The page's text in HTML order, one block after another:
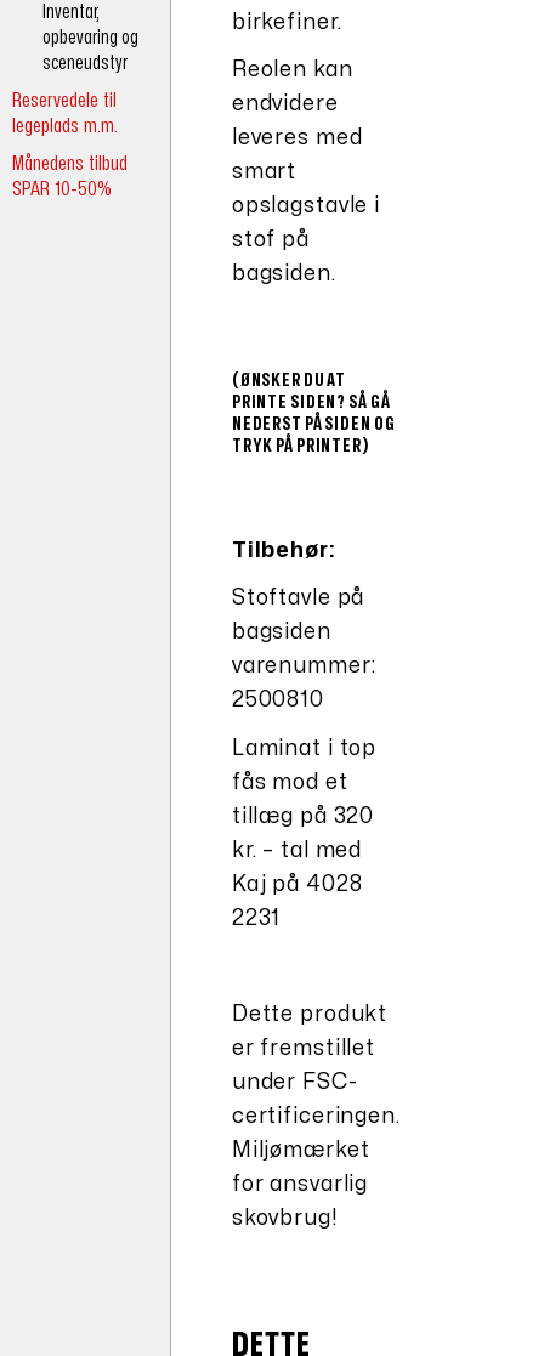
Inventar,
opbevaring og
sceneudstyr
Reservedele til
legeplads m.m.
Månedens tilbud
SPAR 10-50%
birkefiner.
Reolen kan
endvidere
leveres med
smart
opslagstavle i
stof på
bagsiden.
(ØNSKER DU AT
PRINTE SIDEN? SÅ GÅ
NEDERST PÅ SIDEN OG
TRYK PÅ PRINTER)
Tilbehør:
Stoftavle på
bagsiden
varenummer:
2500810
Laminat i top
fås mod et
tillæg på 320
kr. – tal med
Kaj på 4028
2231
Dette produkt
er fremstillet
under FSC-
certificeringen.
Miljømærket
for ansvarlig
skovbrug!
DETTE